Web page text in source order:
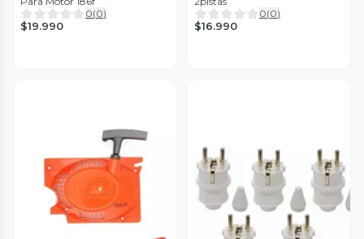
0(0)
$19.990
0(0)
$16.990